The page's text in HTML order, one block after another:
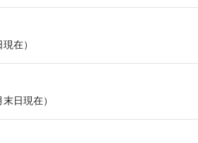
在）
日現在）